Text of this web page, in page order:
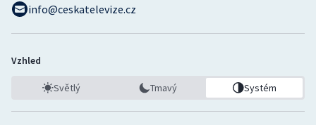
info@ceskatelevize.cz
Vzhled
Světlý Tmavý Systém